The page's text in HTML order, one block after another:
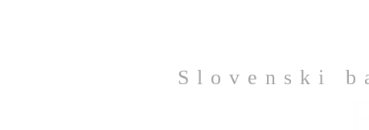
Slovenski